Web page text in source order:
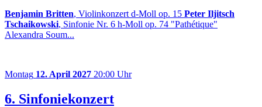
Benjamin Britten, Violinkonzert d-Moll op. 15 Peter Iljitsch
Tschaikowski, Sinfonie Nr. 6 h-Moll op. 74 "Pathétique"
Alexandra Soum...
Montag 12. April 2027 20:00 Uhr
6. Sinfoniekonzert